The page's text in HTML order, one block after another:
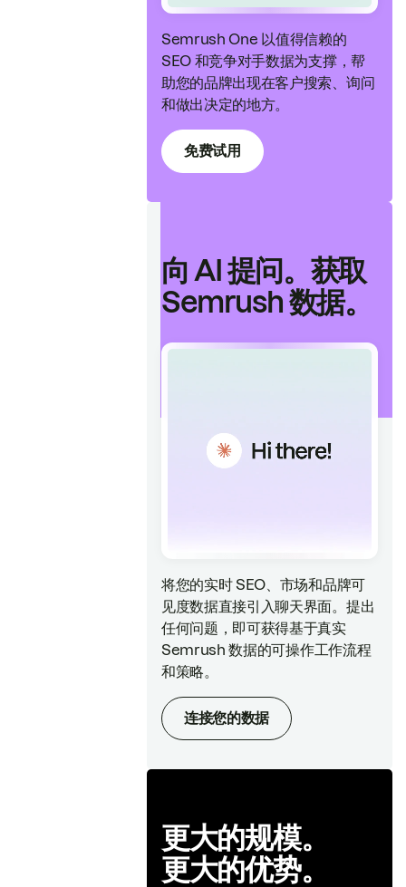
Semrush One 以值得信赖的
SEO 和竞争对手数据为支撑，帮
助您的品牌出现在客户搜索、询问
和做出决定的地方。
免费试用
向 AI 提问。获取
Semrush 数据。
将您的实时 SEO、市场和品牌可
见度数据直接引入聊天界面。提出
任何问题，即可获得基于真实
Semrush 数据的可操作工作流程
和策略。
连接您的数据
更大的规模。
更大的优势。